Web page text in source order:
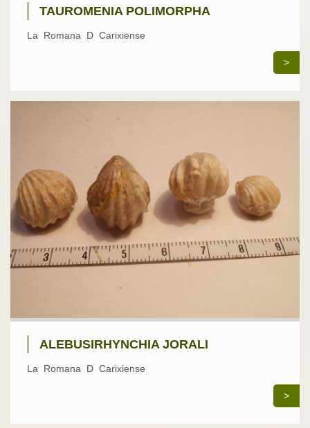
TAUROMENIA POLIMORPHA
La Romana D Carixiense
>
ALEBUSIRHYNCHIA JORALI
La Romana D Carixiense
>